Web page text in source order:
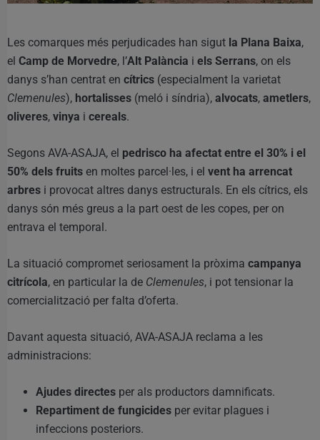
Les comarques més perjudicades han sigut la Plana Baixa,
el Camp de Morvedre, l’Alt Palància i els Serrans, on els
danys s’han centrat en cítrics (especialment la varietat
Clemenules), hortalisses (meló i síndria), alvocats, ametlers,
oliveres, vinya i cereals.
Segons AVA-ASAJA, el pedrisco ha afectat entre el 30% i el
50% dels fruits en moltes parcel·les, i el vent ha arrencat
arbres i provocat altres danys estructurals. En els cítrics, els
danys són més greus a la part oest de les copes, per on
entrava el temporal.
La situació compromet seriosament la pròxima campanya
citrícola, en particular la de Clemenules, i pot tensionar la
comercialització per falta d’oferta.
Davant aquesta situació, AVA-ASAJA reclama a les
administracions:
Ajudes directes per als productors damnificats.
Repartiment de fungicides per evitar plagues i
infeccions posteriors.